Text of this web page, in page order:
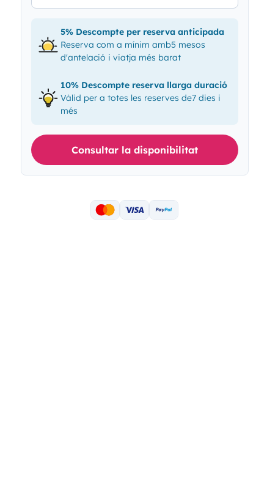
5% Descompte per reserva anticipada
Reserva com a mínim amb5 mesos
d'antelació i viatja més barat
10% Descompte reserva llarga duració
Vàlid per a totes les reserves de7 dies i
més
Consultar la disponibilitat